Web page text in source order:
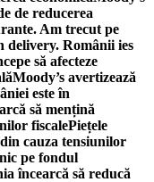
de reducerea
Am trecut pe
delivery. Românii ies
să afecteze
Moody’s avertizează
este în
să mențină
fiscalePiețele
cauza tensiunilor
pe fondul
încearcă să reducă